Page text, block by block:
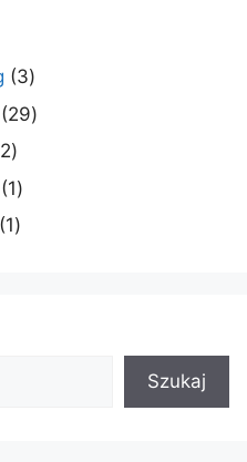
33
produkty
2929
22
produkty
11
produkt
11
Szukaj